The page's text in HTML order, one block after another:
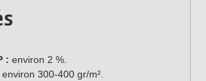
: environ 2 %.
environ 300-400 gr/m².